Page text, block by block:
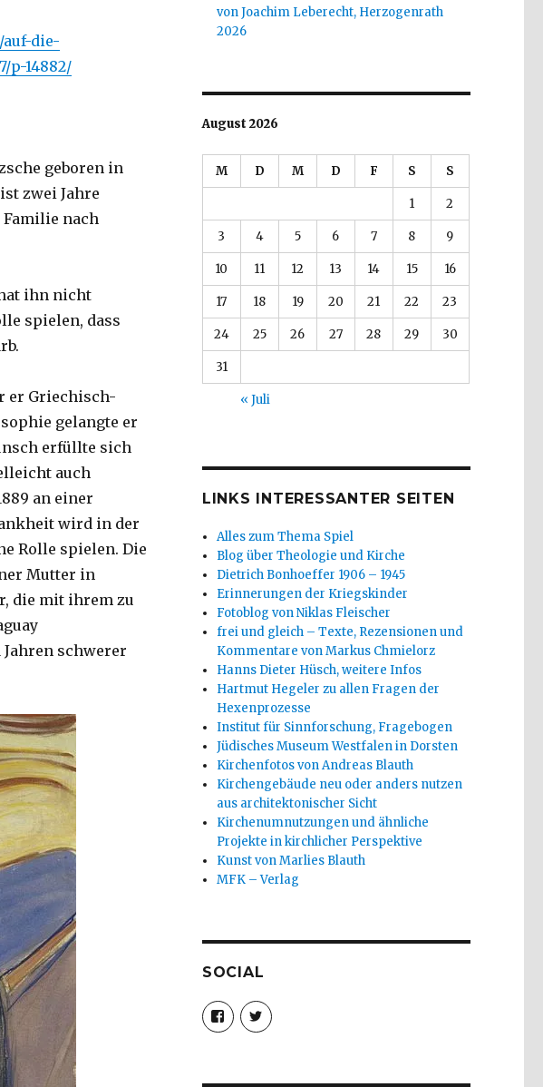
die-
p-14882/
geboren in
zwei Jahre
Familie nach
ihn nicht
spielen, dass
er Griechisch-
gelangte er
erfüllte sich
auch
an einer
wird in der
Rolle spielen. Die
Mutter in
die mit ihrem zu
schwerer
von Joachim Leberecht, Herzogenrath
2026
August 2026
M D M D F S S
1 2
3 4 5 6 7 8 9
10 11 12 13 14 15 16
17 18 19 20 21 22 23
24 25 26 27 28 29 30
31
« Juli
LINKS INTERESSANTER SEITEN
Alles zum Thema Spiel
Blog über Theologie und Kirche
Dietrich Bonhoeffer 1906 – 1945
Erinnerungen der Kriegskinder
Fotoblog von Niklas Fleischer
frei und gleich – Texte, Rezensionen und
Kommentare von Markus Chmielorz
Hanns Dieter Hüsch, weitere Infos
Hartmut Hegeler zu allen Fragen der
Hexenprozesse
Institut für Sinnforschung, Fragebogen
Jüdisches Museum Westfalen in Dorsten
Kirchenfotos von Andreas Blauth
Kirchengebäude neu oder anders nutzen
aus architektonischer Sicht
Kirchenumnutzungen und ähnliche
Projekte in kirchlicher Perspektive
Kunst von Marlies Blauth
MFK – Verlag
SOCIAL
Profil
von
christoph.fleischer1
anzeigen
Profil
von
anzeigen